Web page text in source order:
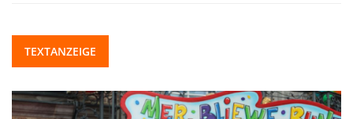
TEXTANZEIGE